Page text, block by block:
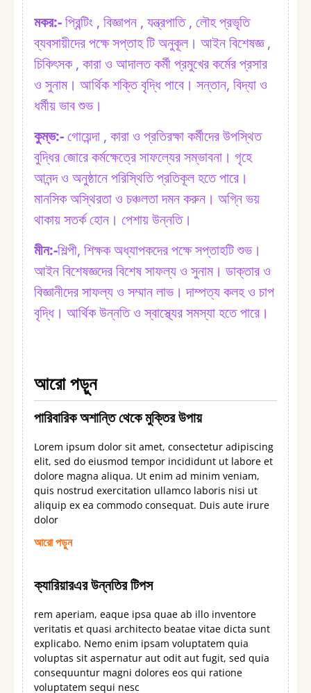
মকর:⁠-প্রিন্টিং , বিজ্ঞাপন , যন্ত্রপাতি , লৌহ প্রভৃতি
ব্যবসায়ীদের পক্ষে সপ্তাহ টি অনুকূল। আইন বিশেষজ্ঞ ,
চিকিৎসক , কারা ও আদালত কর্মী প্রমুখের কর্মের প্রসার
ও সুনাম। আর্থিক শক্তি বৃদ্ধি পাবে। সন্তান, বিদ্যা ও
ধর্মীয় ভাব শুভ।
কুম্ভ:⁠-গোয়েন্দা , কারা ও প্রতিরক্ষা কর্মীদের উপস্থিত
বুদ্ধির জোরে কর্মক্ষেত্রে সাফল্যের সম্ভাবনা। গৃহে
আনন্দ ও অনুষ্ঠানে পরিস্থিতি প্রতিকূল হতে পারে।
মানসিক অস্থিরতা ও চঞ্চলতা দমন করুন। অগ্নি ভয়
থাকায় সতর্ক হোন। পেশায় উন্নতি।
মীন:⁠-শিল্পী, শিক্ষক অধ্যাপকদের পক্ষে সপ্তাহটি শুভ।
আইন বিশেষজ্ঞদের বিশেষ সাফল্য ও সুনাম। ডাক্তার ও
বিজ্ঞানীদের সাফল্য ও সম্মান লাভ। দাম্পত্য কলহ ও চাপ
বৃদ্ধি। আর্থিক উন্নতি ও স্বাস্থ্যের সমস্যা হতে পারে।
আরো পড়ুন
পারিবারিক অশান্তি থেকে মুক্তির উপায়
Lorem ipsum dolor sit amet, consectetur adipiscing
elit, sed do eiusmod tempor incididunt ut labore et
dolore magna aliqua. Ut enim ad minim veniam,
quis nostrud exercitation ullamco laboris nisi ut
aliquip ex ea commodo consequat. Duis aute irure
dolor
আরো পড়ুন
ক্যারিয়ারএর উন্নতির টিপস
rem aperiam, eaque ipsa quae ab illo inventore
veritatis et quasi architecto beatae vitae dicta sunt
explicabo. Nemo enim ipsam voluptatem quia
voluptas sit aspernatur aut odit aut fugit, sed quia
consequuntur magni dolores eos qui ratione
voluptatem sequi nesc